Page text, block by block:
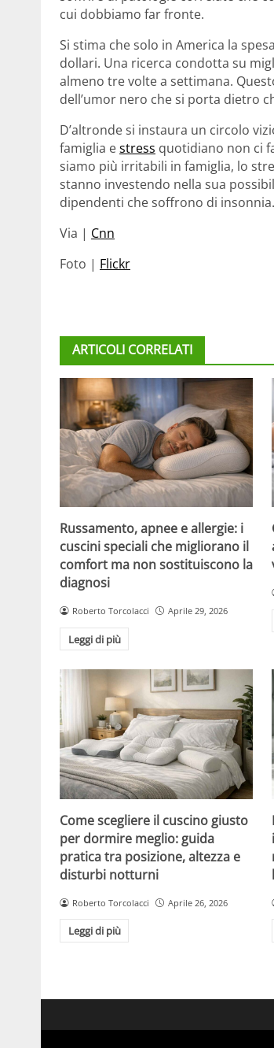
cui dobbiamo far fronte.
Si stima che solo in America la
dollari. Una ricerca condotta su
almeno tre volte a settimana.
dell’umor nero che si porta dietro
D’altronde si instaura un circolo
famiglia estress quotidiano non ci
siamo più irritabili in famiglia, lo
stanno investendo nella sua
dipendenti che soffrono di insonnia.
Via | Cnn
Foto | Flickr
ARTICOLI CORRELATI
Russamento, apnee e allergie: i
cuscini speciali che migliorano il
comfort ma non sostituiscono la
diagnosi
Roberto Torcolacci Aprile 29, 2026
Leggi di più
Come scegliere il cuscino giusto
per dormire meglio: guida
pratica tra posizione, altezza e
disturbi notturni
Roberto Torcolacci Aprile 26, 2026
Leggi di più